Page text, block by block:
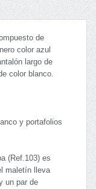
de
color azul
largo de
color blanco.
y portafolios
(Ref.103) es
maletín lleva
un par de